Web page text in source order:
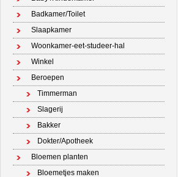
Badkamer/Toilet
Slaapkamer
Woonkamer-eet-studeer-hal
Winkel
Beroepen
Timmerman
Slagerij
Bakker
Dokter/Apotheek
Bloemen planten
Bloemetjes maken